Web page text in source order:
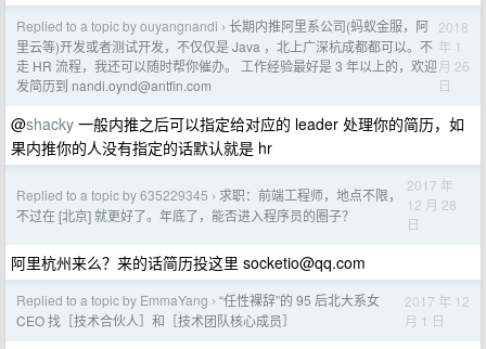
Replied to a topic by ouyangnandi › 长期内推阿里系公司(蚂蚁金服，阿
里云等)开发或者测试开发，不仅仅是 Java ，北上广深杭成都都可以。不
走 HR 流程，我还可以随时帮你催办。 工作经验最好是 3 年以上的，欢迎
发简历到 nandi.oynd@antfin.com
2018
年 1
月 26
日
@shacky 一般内推之后可以指定给对应的 leader 处理你的简历，如
果内推你的人没有指定的话默认就是 hr
Replied to a topic by 635229345 › 求职：前端工程师，地点不限，
不过在 [北京] 就更好了。年底了，能否进入程序员的圈子？
2017 年
12 月 28
日
阿里杭州来么？来的话简历投这里 socketio@qq.com
Replied to a topic by EmmaYang › “任性裸辞”的 95 后北大系女
CEO 找［技术合伙人］和［技术团队核心成员］
2017 年 12
月 1 日